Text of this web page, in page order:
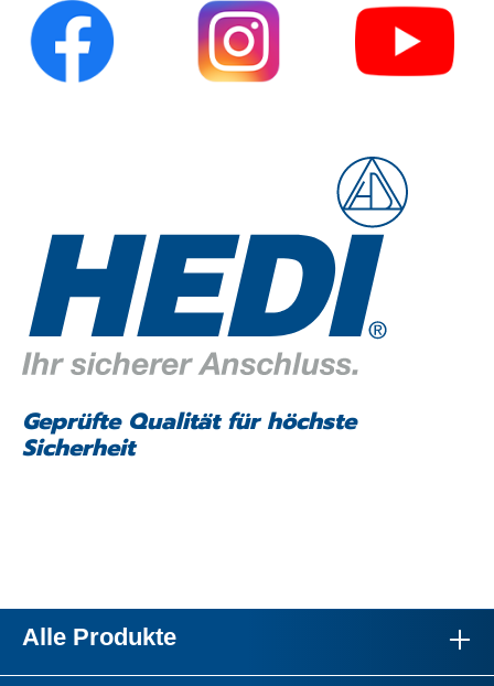
Geprüfte Qualität für höchste
Sicherheit
Alle Produkte